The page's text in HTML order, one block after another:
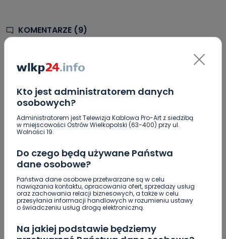
Kto jest administratorem danych
osobowych?
Administratorem jest Telewizja Kablowa Pro-Art z siedzibą
w miejscowości Ostrów Wielkopolski (63-400) przy ul.
Wolności 19.
Do czego będą używane Państwa
dane osobowe?
Państwa dane osobowe przetwarzane są w celu
nawiązania kontaktu, opracowania ofert, sprzedaży usług
oraz zachowania relacji biznesowych, a także w celu
przesyłania informacji handlowych w rozumieniu ustawy
o świadczeniu usług drogą elektroniczną.
Na jakiej podstawie będziemy
KOMENTARZE (9)
Jechał chłop na sygnale, należy mu się immunitet jak tym
kolumn rządowych. Tym bardziej, że jechał ratować
człowieka a tamci wozili rozpasanych polityków.
Szkoda mi tego chłopa, jechał z pomocą innej osobie i
specjalnie tego nie zrobił.